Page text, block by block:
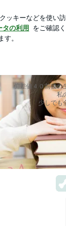
合格し
偏差値４０前後の
私
少しでも